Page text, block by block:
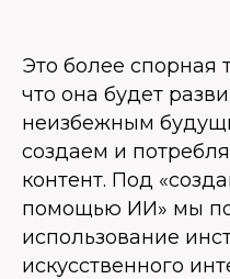
Это более спорная
что она будет
неизбежным
создаем и
контент. Под
помощью ИИ» мы
использование
искусственного